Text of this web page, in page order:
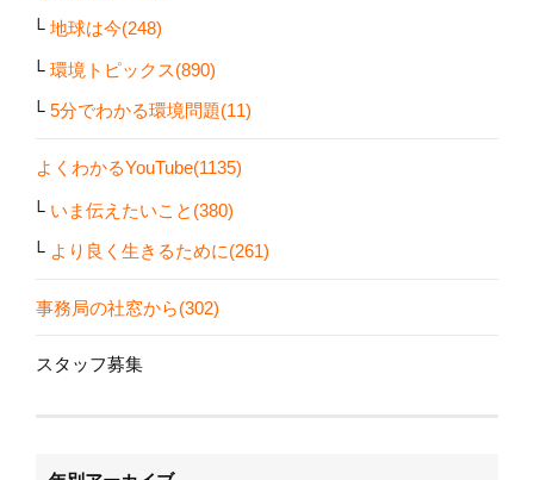
地球は今(248)
環境トピックス(890)
5分でわかる環境問題(11)
よくわかるYouTube(1135)
いま伝えたいこと(380)
より良く生きるために(261)
事務局の社窓から(302)
スタッフ募集